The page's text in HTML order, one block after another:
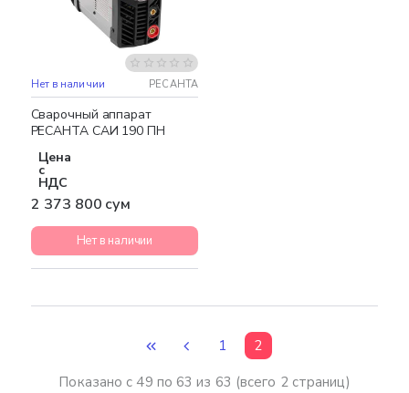
Бесплатная доставка
Нет в наличии РЕСАНТА
Сварочный аппарат
РЕСАНТА САИ 190 ПН
Цена
с
НДС
2 373 800 сум
Нет в наличии
1 2
Показано с 49 по 63 из 63 (всего 2 страниц)